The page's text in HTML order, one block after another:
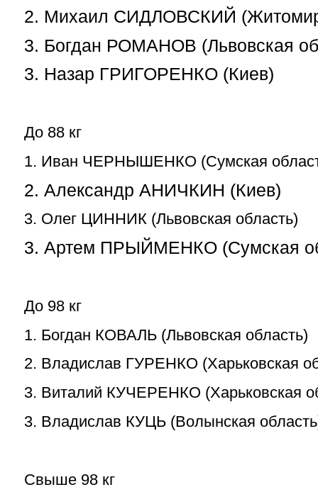
2. Михаил СИДЛОВСКИЙ
3. Богдан РОМАНОВ (Львовская
3. Назар ГРИГОРЕНКО (Киев)
До 88 кг
1. Иван ЧЕРНЫШЕНКО (Сумская
2. Александр АНИЧКИН (Киев)
3. Олег ЦИННИК (Львовская область)
3. Артем ПРЫЙМЕНКО (Сумская
До 98 кг
1. Богдан КОВАЛЬ (Львовская область)
2. Владислав ГУРЕНКО (Харьковская
3. Виталий КУЧЕРЕНКО (Харьковская
3. Владислав КУЦЬ (Волынская
Свыше 98 кг